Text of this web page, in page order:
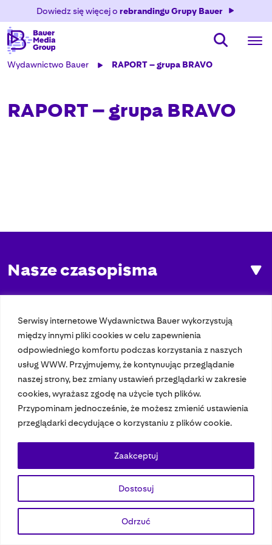
Serwisy internetowe Wydawnictwa Bauer wykorzystują
między innymi pliki cookies w celu zapewnienia
odpowiedniego komfortu podczas korzystania z naszych
usług WWW. Przyjmujemy, że kontynuując przeglądanie
naszej strony, bez zmiany ustawień przeglądarki w zakresie
cookies, wyrażasz zgodę na użycie tych plików.
Przypominam jednocześnie, że możesz zmienić ustawienia
przeglądarki decydujące o korzystaniu z plików cookie.
Dostosuj
Odrzuć
Zaakceptuj
Dowiedz się więcej o rebrandingu Grupy Bauer
Wydawnictwo Bauer RAPORT – grupa BRAVO
RAPORT – grupa BRAVO
Nasze czasopisma
© 2023 Bauer Media Group, All Rights Reserved.
Polityka prywatnościDane osoboweWydawca EMFASpeak Up